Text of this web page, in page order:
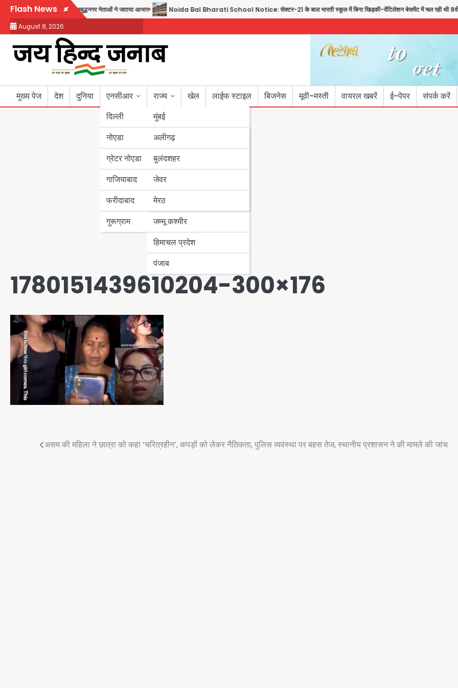
Skip
content
Flash News
बने सतेन्द्र शर्मा, गौतमबुद्धनगर नेताओं ने जताया आभार Noida Bal Bharati School Notice: सेक्टर-21 के बाल भारती स्कूल में बिना खिड़की-वेंटिलेशन बेसमेंट में चल रही थी 8वीं की
August 8, 2026
मुख्य पेज देश दुनिया
एनसीआर
दिल्ली
नोएडा
ग्रेटर नोएडा
गाजियाबाद
फरीदाबाद
गुरूग्राम
राज्य
मुंबई
उत्तर प्रदेश
अलीगढ़
बुलंदशहर
जेवर
मेरठ
बिहार
पंजाब
हरियाणा
जम्मू कश्मीर
हिमाचल प्रदेश
पंजाब
खेल लाईफ स्टाइल बिजनेस मूवी-मस्ती वायरल खबरें ई-पेपर संपर्क करें
1780151439610204-300×176
असम की महिला ने छात्रा को कहा ‘चरित्रहीन’, कपड़ों को लेकर नैतिकता, पुलिस व्यवस्था पर बहस तेज, स्थानीय प्रशासन ने की मामले की जांच